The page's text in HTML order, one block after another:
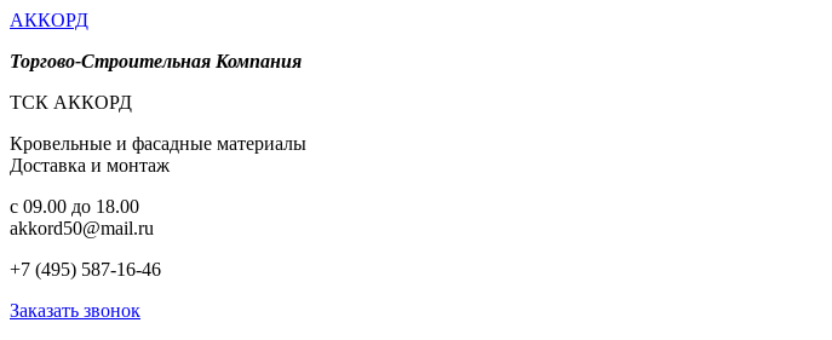
АККОРД
Торгово-Строительная Компания
ТСК АККОРД
Кровельные и фасадные материалы
Доставка и монтаж
c 09.00 до 18.00
akkord50@mail.ru
+7 (495) 587-16-46
Заказать звонок